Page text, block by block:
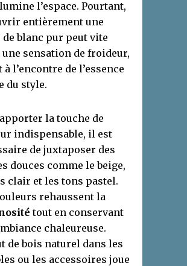
l’espace. Pourtant,
entièrement une
de blanc pur peut vite
une sensation de froideur,
l’encontre de l’essence
du style.
la touche de
indispensable, il est
de juxtaposer des
douces comme le beige,
clair et les tons pastel.
rehaussent la
tout en conservant
chaleureuse.
de bois naturel dans les
ou les accessoires joue